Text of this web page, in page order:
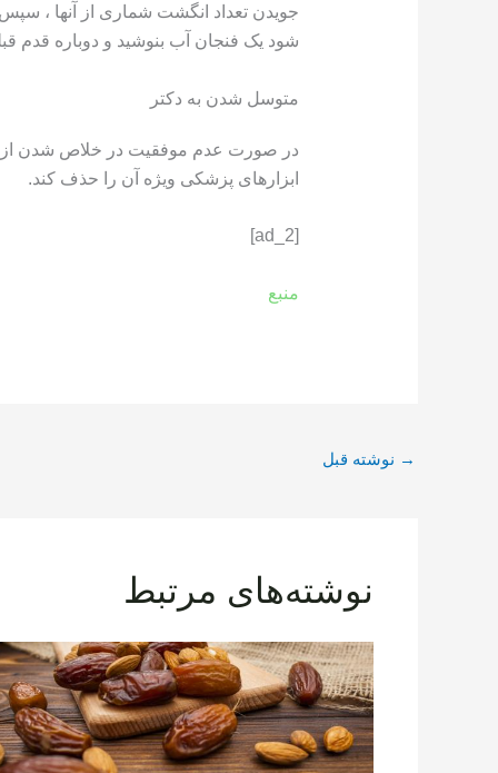
جویدن تعداد انگشت شماری از آنها ،
شود یک فنجان آب بنوشید و دوباره قدم
متوسل شدن به دکتر
در صورت عدم موفقیت در خلاص شدن از
ابزارهای پزشکی ویژه آن را حذف کند.
[ad_2]
منبع
→ نوشته قبل
نوشته‌های مرتبط